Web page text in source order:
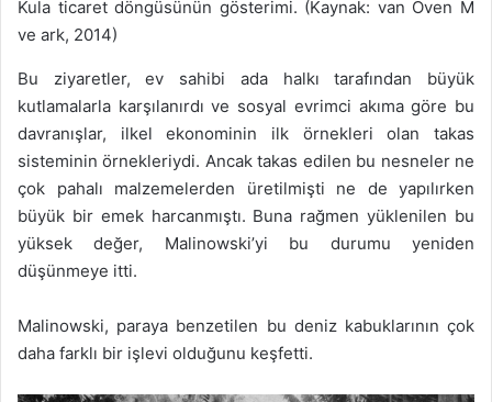
Kula ticaret döngüsünün gösterimi. (Kaynak: van Oven M
ve ark, 2014)
Bu ziyaretler, ev sahibi ada halkı tarafından büyük
kutlamalarla karşılanırdı ve sosyal evrimci akıma göre bu
davranışlar, ilkel ekonominin ilk örnekleri olan takas
sisteminin örnekleriydi. Ancak takas edilen bu nesneler ne
çok pahalı malzemelerden üretilmişti ne de yapılırken
büyük bir emek harcanmıştı. Buna rağmen yüklenilen bu
yüksek değer, Malinowski’yi bu durumu yeniden
düşünmeye itti.
Malinowski, paraya benzetilen bu deniz kabuklarının çok
daha farklı bir işlevi olduğunu keşfetti.